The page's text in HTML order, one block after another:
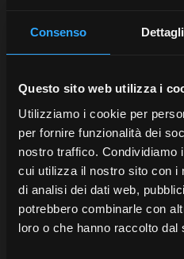
Consenso Dettagli
Questo sito web utilizza i
Utilizziamo i cookie per
per fornire funzionalità dei
nostro traffico. Condividiamo
cui utilizza il nostro sito con i
di analisi dei dati web,
potrebbero combinarle con
loro o che hanno raccolto
Con le Digital Solutions
velocizza il tuo lavoro, per
migliorare la produttività e
Scopri